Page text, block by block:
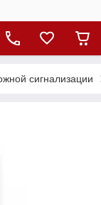
сигнализации